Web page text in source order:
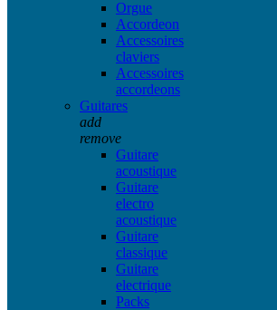
Orgue
Accordeon
Accessoires
claviers
Accessoires
accordeons
Guitares
add
remove
Guitare
acoustique
Guitare
electro
acoustique
Guitare
classique
Guitare
electrique
Packs